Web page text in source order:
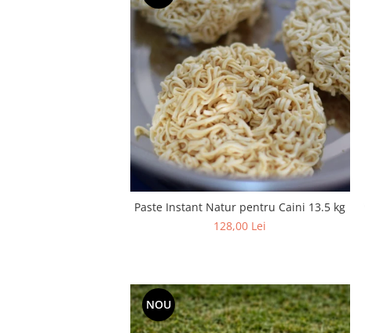
Paste Instant Natur pentru Caini 13.5 kg
128,00 Lei
NOU